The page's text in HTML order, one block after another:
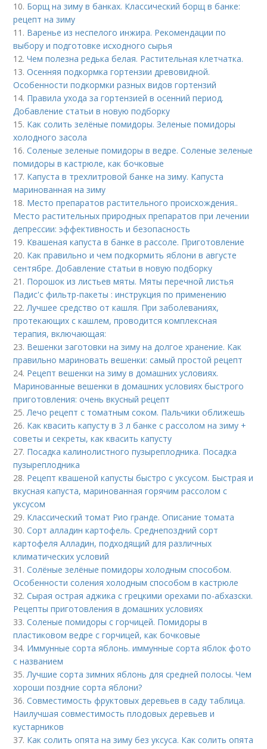
10. Борщ на зиму в банках. Классический борщ в банке:
рецепт на зиму
11. Варенье из неспелого инжира. Рекомендации по
выбору и подготовке исходного сырья
12.Чем полезна редька белая. Растительная клетчатка.
13.Осенняя подкормка гортензии древовидной.
Особенности подкормки разных видов гортензий
14. Правила ухода за гортензией в осенний период.
Добавление статьи в новую подборку
15. Как солить зелёные помидоры. Зеленые помидоры
холодного засола
16.Соленые зеленые помидоры в ведре. Соленые зеленые
помидоры в кастрюле, как бочковые
17. Капуста в трехлитровой банке на зиму. Капуста
маринованная на зиму
18. Место препаратов растительного происхождения..
Место растительных природных препаратов при лечении
депрессии: эффективность и безопасность
19. Квашеная капуста в банке в рассоле. Приготовление
20. Как правильно и чем подкормить яблони в августе
сентябре. Добавление статьи в новую подборку
21. Порошок из листьев мяты. Мяты перечной листья
Падис'с фильтр-пакеты : инструкция по применению
22.Лучшее средство от кашля. При заболеваниях,
протекающих с кашлем, проводится комплексная
терапия, включающая:
23. Вешенки заготовки на зиму на долгое хранение. Как
правильно мариновать вешенки: самый простой рецепт
24. Рецепт вешенки на зиму в домашних условиях.
Маринованные вешенки в домашних условиях быстрого
приготовления: очень вкусный рецепт
25.Лечо рецепт с томатным соком. Пальчики оближешь
26. Как квасить капусту в 3 л банке с рассолом на зиму +
советы и секреты, как квасить капусту
27. Посадка калинолистного пузыреплодника. Посадка
пузыреплодника
28. Рецепт квашеной капусты быстро с уксусом. Быстрая и
вкусная капуста, маринованная горячим рассолом с
уксусом
29. Классический томат Рио гранде. Описание томата
30.Сорт алладин картофель. Среднепоздний сорт
картофеля Алладин, подходящий для различных
климатических условий
31.Солёные зелёные помидоры холодным способом.
Особенности соления холодным способом в кастрюле
32.Сырая острая аджика с грецкими орехами по-абхазски.
Рецепты приготовления в домашних условиях
33.Соленые помидоры с горчицей. Помидоры в
пластиковом ведре с горчицей, как бочковые
34. Иммунные сорта яблонь. иммунные сорта яблок фото
с названием
35.Лучшие сорта зимних яблонь для средней полосы. Чем
хороши поздние сорта яблони?
36.Совместимость фруктовых деревьев в саду таблица.
Наилучшая совместимость плодовых деревьев и
кустарников
37. Как солить опята на зиму без уксуса. Как солить опята